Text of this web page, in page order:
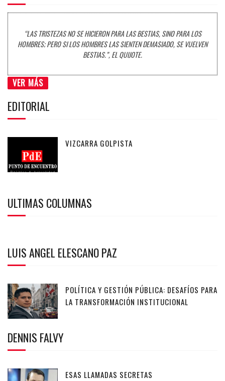
“LAS TRISTEZAS NO SE HICIERON PARA LAS BESTIAS, SINO PARA LOS
HOMBRES; PERO SI LOS HOMBRES LAS SIENTEN DEMASIADO, SE VUELVEN
BESTIAS.”, EL QUIJOTE.
VER MÁS
EDITORIAL
VIZCARRA GOLPISTA
ULTIMAS COLUMNAS
LUIS ANGEL ELESCANO PAZ
POLÍTICA Y GESTIÓN PÚBLICA: DESAFÍOS PARA
LA TRANSFORMACIÓN INSTITUCIONAL
DENNIS FALVY
ESAS LLAMADAS SECRETAS